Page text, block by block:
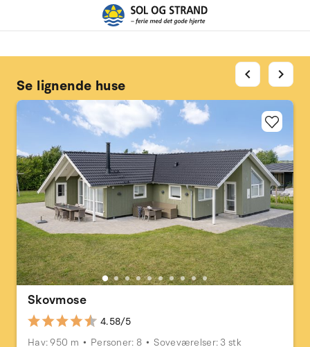
Se lignende huse
Skovmose
4.58/5
Hav: 950 m
Personer: 8 Soveværelser: 3 stk
chevron_left chevron_right